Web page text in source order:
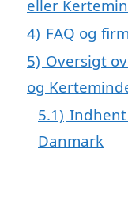
eller
4) FAQ og
5) Oversigt
og
5.1)
Danmark